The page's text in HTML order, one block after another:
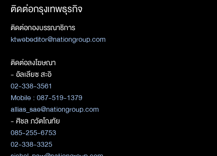
ติดต่อกรุงเทพธุรกิจ
ติดต่อกองบรรณาธิการ
ktwebeditor@nationgroup.com
ติดต่อลงโฆษณา
- อัลเลียซ สะอิ
02-338-3561
Mobile : 087-519-1379
allias_sae@nationgroup.com
- ศิชล ภวัตโณทัย
085-255-6753
02-338-3325